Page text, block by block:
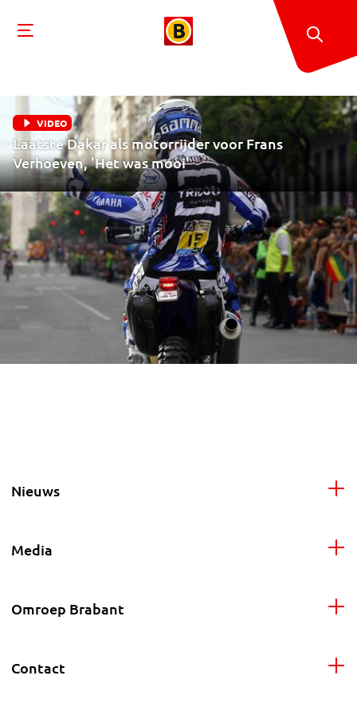
VIDEO
Laatste Dakar als motorrijder voor Frans
Verhoeven, 'Het was mooi'
Nieuws
Media
Omroep Brabant
Contact